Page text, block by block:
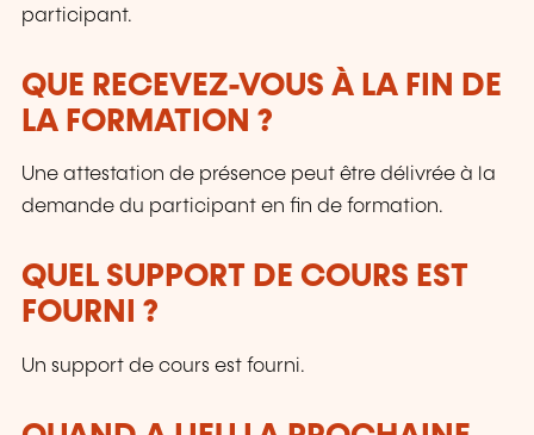
participant.
QUE RECEVEZ-VOUS À LA FIN DE
LA FORMATION ?
Une attestation de présence peut être délivrée à la
demande du participant en fin de formation.
QUEL SUPPORT DE COURS EST
FOURNI ?
Un support de cours est fourni.